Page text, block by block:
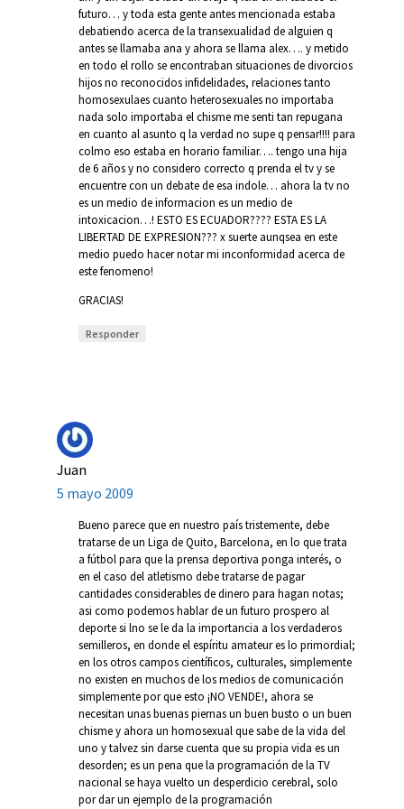
futuro… y toda esta gente antes mencionada estaba
debatiendo acerca de la transexualidad de alguien q
antes se llamaba ana y ahora se llama alex…. y metido
en todo el rollo se encontraban situaciones de divorcios
hijos no reconocidos infidelidades, relaciones tanto
homosexulaes cuanto heterosexuales no importaba
nada solo importaba el chisme me senti tan repugana
en cuanto al asunto q la verdad no supe q pensar!!!! para
colmo eso estaba en horario familiar…. tengo una hija
de 6 años y no considero correcto q prenda el tv y se
encuentre con un debate de esa indole… ahora la tv no
es un medio de informacion es un medio de
intoxicacion…! ESTO ES ECUADOR???? ESTA ES LA
LIBERTAD DE EXPRESION??? x suerte aunqsea en este
medio puedo hacer notar mi inconformidad acerca de
este fenomeno!
GRACIAS!
Responder
Juan
5 mayo 2009
Bueno parece que en nuestro país tristemente, debe
tratarse de un Liga de Quito, Barcelona, en lo que trata
a fútbol para que la prensa deportiva ponga interés, o
en el caso del atletismo debe tratarse de pagar
cantidades considerables de dinero para hagan notas;
asi como podemos hablar de un futuro prospero al
deporte si lno se le da la importancia a los verdaderos
semilleros, en donde el espíritu amateur es lo primordial;
en los otros campos científicos, culturales, simplemente
no existen en muchos de los medios de comunicación
simplemente por que esto ¡NO VENDE!, ahora se
necesitan unas buenas piernas un buen busto o un buen
chisme y ahora un homosexual que sabe de la vida del
uno y talvez sin darse cuenta que su propia vida es un
desorden; es un pena que la programación de la TV
nacional se haya vuelto un desperdicio cerebral, solo
por dar un ejemplo de la programación